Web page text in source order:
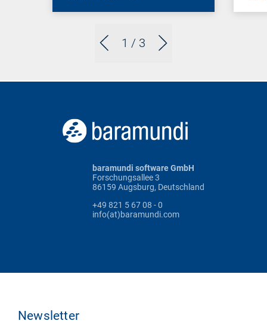
1 / 3
baramundi software GmbH
Forschungsallee 3
86159 Augsburg, Deutschland
+49 821 5 67 08 - 0
info(at)baramundi.com
Newsletter